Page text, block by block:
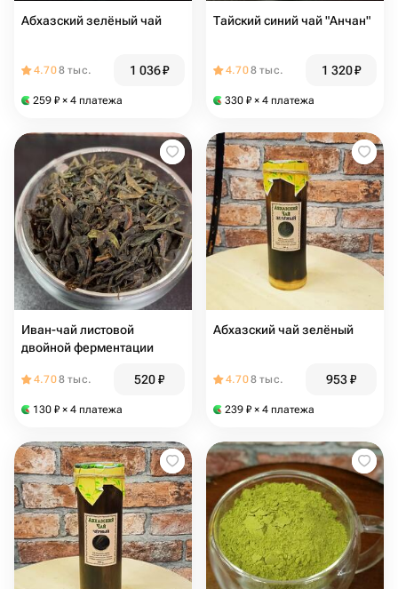
Абхазский зелёный чай
4.708 тыс. 1 036₽
259 ₽ × 4 платежа
Тайский синий чай "Анчан"
4.708 тыс. 1 320₽
330 ₽ × 4 платежа
Иван-чай листовой
двойной ферментации
4.708 тыс. 520₽
130 ₽ × 4 платежа
Абхазский чай зелёный
4.708 тыс. 953₽
239 ₽ × 4 платежа